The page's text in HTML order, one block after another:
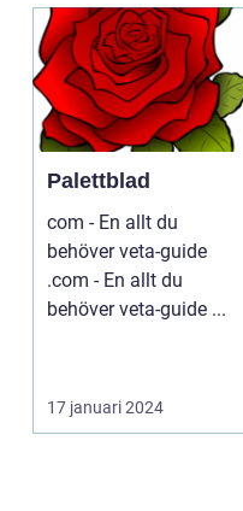
Palettblad
com - En allt du
behöver veta-guide
.com - En allt du
behöver veta-guide ...
17 januari 2024